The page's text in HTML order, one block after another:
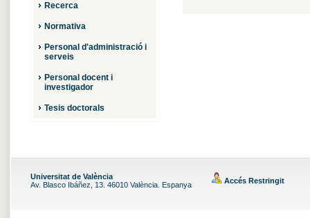
Recerca
Normativa
Personal d'administració i
serveis
Personal docent i
investigador
Tesis doctorals
Universitat de València
Av. Blasco Ibáñez, 13. 46010 València. Espanya
Accés Restringit